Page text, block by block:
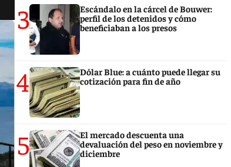
3
Escándalo en la cárcel de Bouwer:
perfil de los detenidos y cómo
beneficiaban a los presos
4
Dólar Blue: a cuánto puede llegar su
cotización para fin de año
5
El mercado descuenta una
devaluación del peso en noviembre y
diciembre